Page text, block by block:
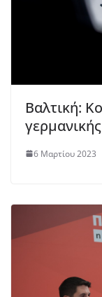
Βαλτική:
6 Μαρτίου 2023